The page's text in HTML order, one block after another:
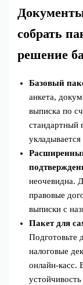
собрать
решение
Базовый
анкета,
выписка по
стандартный
неочевидна.
правовые
выписки с
Пакет для
Подготовьте
налоговые
онлайн-касс.